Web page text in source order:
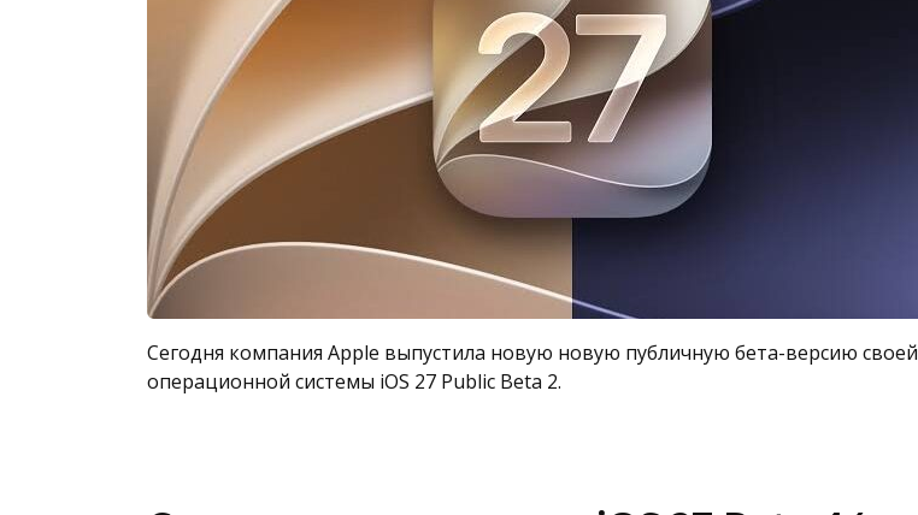
Сегодня компания Apple выпустила новую новую публичную бета-версию своей
операционной системы iOS 27 Public Beta 2.